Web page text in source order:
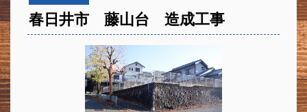
春日井市 藤山台 造成工事